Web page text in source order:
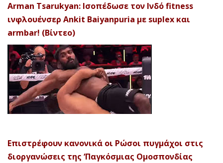
Arman Tsarukyan: Ισοπέδωσε τον Ινδό fitness
ινφλουένσερ Ankit Baiyanpuria με suplex και
armbar! (Βίντεο)
Επιστρέφουν κανονικά οι Ρώσοι πυγμάχοι στις
διοργανώσεις της ‘Παγκόσμιας Ομοσπονδίας